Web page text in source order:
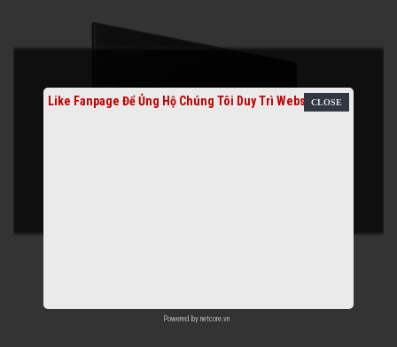
Like Fanpage Để Ủng Hộ Chúng Tôi Duy Trì Website
Powered by netcore.vn